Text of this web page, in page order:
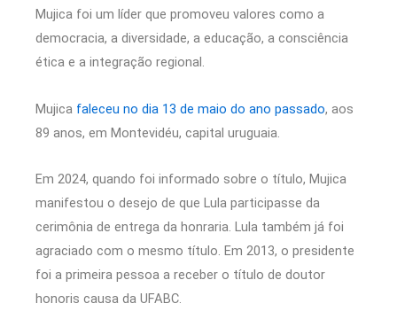
Mujica foi um líder que promoveu valores como a
democracia, a diversidade, a educação, a consciência
ética e a integração regional.
Mujica faleceu no dia 13 de maio do ano passado, aos
89 anos, em Montevidéu, capital uruguaia.
Em 2024, quando foi informado sobre o título, Mujica
manifestou o desejo de que Lula participasse da
cerimônia de entrega da honraria. Lula também já foi
agraciado com o mesmo título. Em 2013, o presidente
foi a primeira pessoa a receber o título de doutor
honoris causa da UFABC.